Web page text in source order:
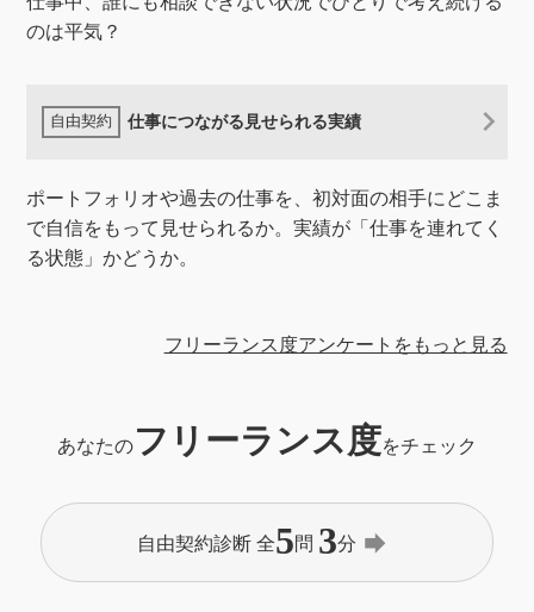
のは平気？
仕事につながる見せられる実績
ポートフォリオや過去の仕事を、初対面の相手にどこま
で自信をもって見せられるか。実績が「仕事を連れてく
る状態」かどうか。
フリーランス度アンケートをもっと見る
あなたのフリーランス度をチェック
自由契約診断 全5問 3分 forward